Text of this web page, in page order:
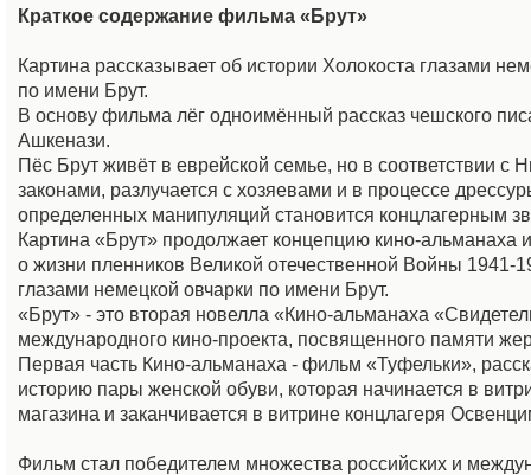
Краткое содержание фильма «Брут»
Картина рассказывает об истории Холокоста глазами
по имени Брут.
В основу фильма лёг одноимённый рассказ чешского
Ашкенази.
Пёс Брут живёт в еврейской семье, но в соответствии с
законами, разлучается с хозяевами и в процессе
определенных манипуляций становится концлагерным
Картина «Брут» продолжает концепцию кино-альманаха
о жизни пленников Великой отечественной Войны 1941-
глазами немецкой овчарки по имени Брут.
«Брут» - это вторая новелла «Кино-альманаха
международного кино-проекта, посвященного памяти
Первая часть Кино-альманаха - фильм «Туфельки»,
историю пары женской обуви, которая начинается в
магазина и заканчивается в витрине концлагеря
Фильм стал победителем множества российских и